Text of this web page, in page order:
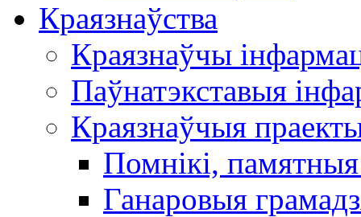
Краязнаўства
Краязнаўчы
Паўнатэкставыя
Краязнаўчыя
Помнікі,
Ганаровыя